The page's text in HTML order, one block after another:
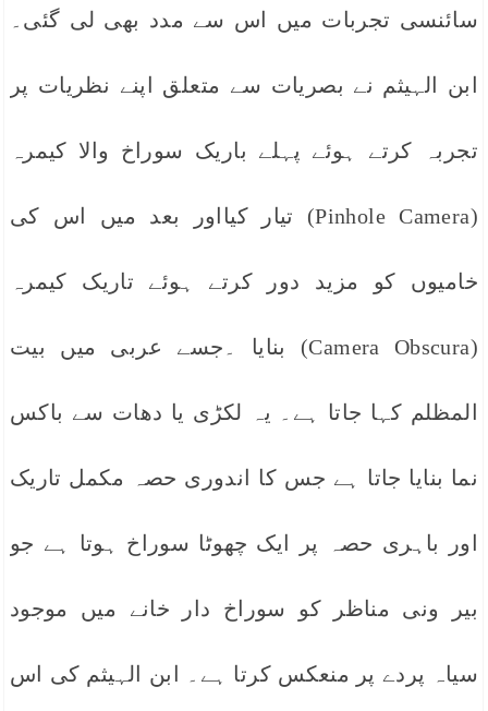
سائنسی تجربات میں اس سے مدد بھی لی گئی۔
ابن الہیثم نے بصریات سے متعلق اپنے نظریات پر
تجربہ کرتے ہوئے پہلے باریک سوراخ والا کیمرہ
(Pinhole Camera) تیار کیااور بعد میں اس کی
خامیوں کو مزید دور کرتے ہوئے تاریک کیمرہ
(Camera Obscura) بنایا ۔جسے عربی میں بیت
المظلم کہا جاتا ہے۔ یہ لکڑی یا دھات سے باکس
نما بنایا جاتا ہے جس کا اندوری حصہ مکمل تاریک
اور باہری حصہ پر ایک چھوٹا سوراخ ہوتا ہے جو
بیر ونی مناظر کو سوراخ دار خانے میں موجود
سیاہ پردے پر منعکس کرتا ہے۔ ابن الہیثم کی اس